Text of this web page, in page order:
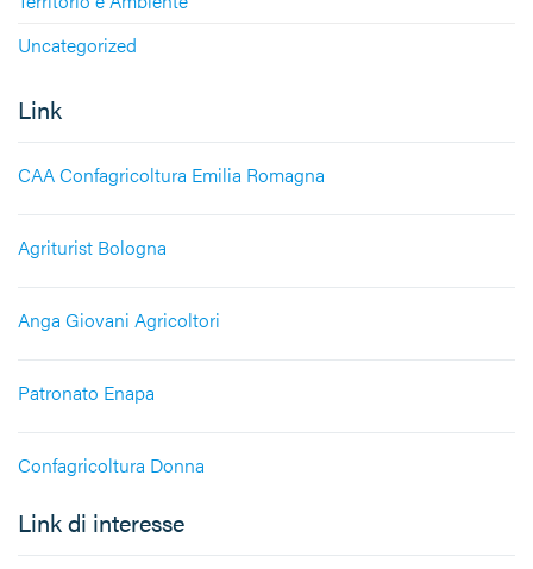
Uncategorized
Link
CAA Confagricoltura Emilia Romagna
Agriturist Bologna
Anga Giovani Agricoltori
Patronato Enapa
Confagricoltura Donna
Link di interesse